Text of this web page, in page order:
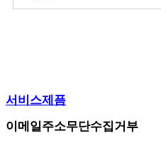
서비스제픔
이메일주소무단수집거부